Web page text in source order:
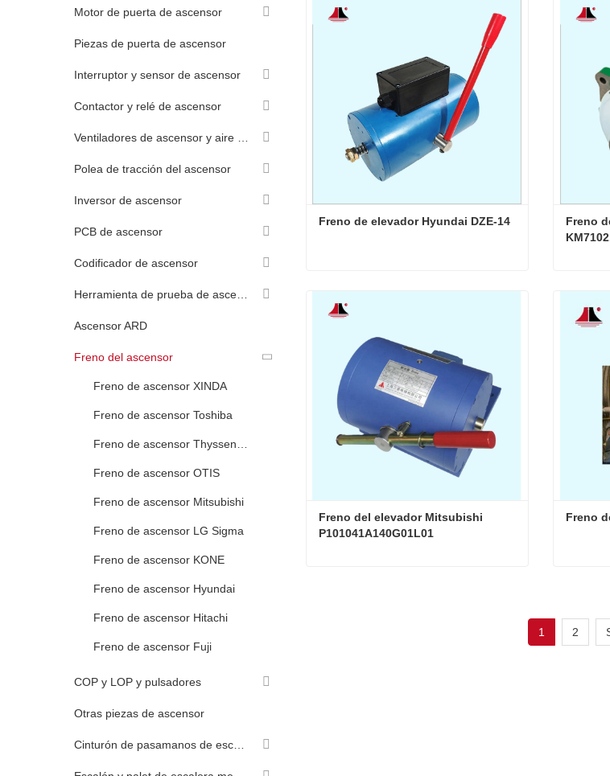
Motor de puerta de ascensor
Piezas de puerta de ascensor
Interruptor y sensor de ascensor
Contactor y relé de ascensor
Polea de tracción del ascensor
Inversor de ascensor
PCB de ascensor
Codificador de ascensor
Ascensor ARD
Freno del ascensor
Freno de ascensor XINDA
Freno de ascensor Toshiba
Freno de ascensor OTIS
Freno de ascensor Mitsubishi
Freno de ascensor LG Sigma
Freno de ascensor KONE
Freno de ascensor Hyundai
Freno de ascensor Hitachi
Freno de ascensor Fuji
COP y LOP y pulsadores
Otras piezas de ascensor
Contacta ahora
Freno de elevador Hyundai DZE-14
Freno de elevador Hyundai DZE-14
Contacta ahora
Freno
Freno del elevador Mitsubishi
P101041A140G01L01
Freno
1
2